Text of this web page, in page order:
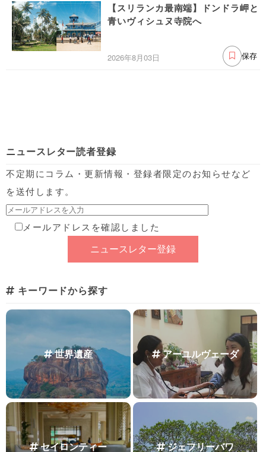
【スリランカ最南端】ドンドラ岬と
青いヴィシュヌ寺院へ
2026年8月03日 保存
ニュースレター読者登録
不定期にコラム・更新情報・登録者限定のお知らせなど
を送付します。
メールアドレスを確認しました
キーワードから探す
世界遺産 アーユルヴェーダ
セイロンティー ジェフリーバワ